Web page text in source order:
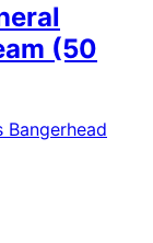
(50
Bangerhead